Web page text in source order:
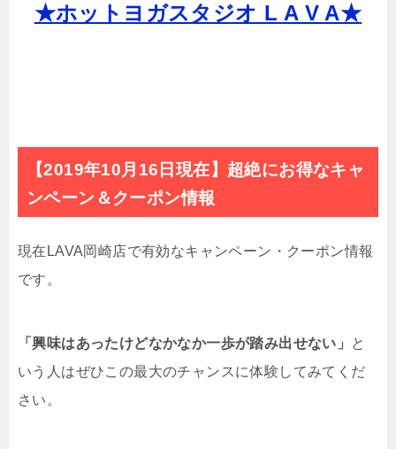
★ホットヨガスタジオ L A V A★
【2019年10月16日現在】超絶にお得なキャ
ンペーン＆クーポン情報
現在LAVA岡崎店で有効なキャンペーン・クーポン情報
です。
「興味はあったけどなかなか一歩が踏み出せない」
と
いう人はぜひこの最大のチャンスに体験してみてくだ
さい。